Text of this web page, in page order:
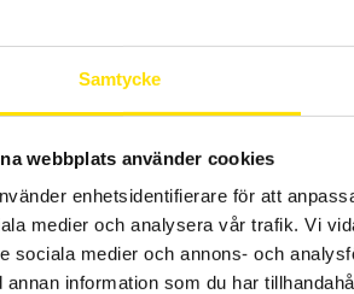
Samtycke
webbplats använder cookies
enhetsidentifierare för att
medier och analysera vår trafik. Vi
sociala medier och annons- och
annan information som du har